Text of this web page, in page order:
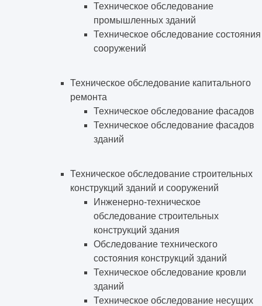
Техническое обследование
промышленных зданий
Техническое обследование состояния
сооружений
Техническое обследование капитального
ремонта
Техническое обследование фасадов
Техническое обследование фасадов
зданий
Техническое обследование строительных
конструкций зданий и сооружений
Инженерно-техническое
обследование строительных
конструкций здания
Обследование технического
состояния конструкций зданий
Техническое обследование кровли
зданий
Техническое обследование несущих